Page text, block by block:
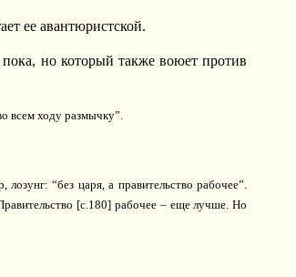
ее авантюристской.
но который также воюет против
всем ходу размычку”.
“без царя, а правительство рабочее”.
[c.180] рабочее – еще лучше. Но